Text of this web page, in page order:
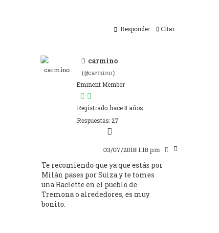
Responder Citar
carmino
(@carmino)
Eminent Member
Registrado: hace 8 años
Respuestas: 27
03/07/2018 1:18 pm
Te recomiendo que ya que estás por
Milán pases por Suiza y te tomes
una Raclette en el pueblo de
Tremona o alrededores, es muy
bonito.